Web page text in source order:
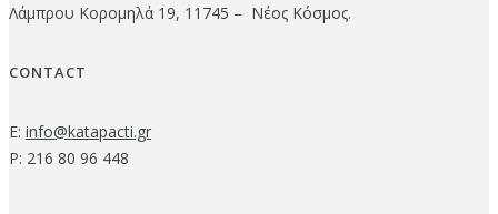
Λάμπρου Κορομηλά 19, 11745 – Νέος Κόσμος.
CONTACT
E: info@katapacti.gr
P: 216 80 96 448